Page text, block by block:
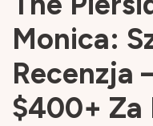
Monica:
Recenzja
$400+ Za